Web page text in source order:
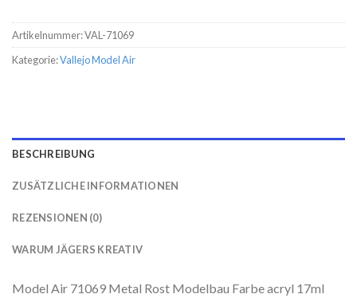
Artikelnummer:VAL-71069
Kategorie:Vallejo Model Air
BESCHREIBUNG
ZUSÄTZLICHE INFORMATIONEN
REZENSIONEN (0)
WARUM JÄGERS KREATIV
Model Air 71069 Metal Rost Modelbau Farbe acryl 17ml